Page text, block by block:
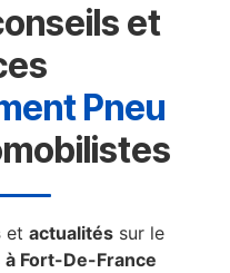
et
Pneu
etactualités sur le
à Fort-De-France